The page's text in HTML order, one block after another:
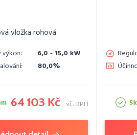
vložka rohová
výkon:
6,0 - 15,0 kW
80,0%
64 103 Kč vč. DPH